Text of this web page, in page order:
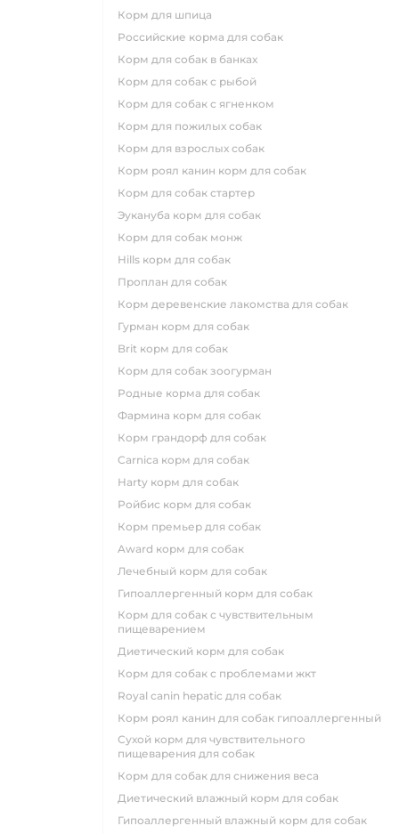
корм для шпица
российские корма для собак
корм для собак в банках
корм для собак с рыбой
корм для собак с ягненком
корм для пожилых собак
корм для взрослых собак
корм роял канин корм для собак
корм для собак стартер
эукануба корм для собак
корм для собак монж
hills корм для собак
проплан для собак
корм деревенские лакомства для собак
гурман корм для собак
brit корм для собак
корм для собак зоогурман
родные корма для собак
фармина корм для собак
корм грандорф для собак
carnica корм для собак
harty корм для собак
ройбис корм для собак
корм премьер для собак
award корм для собак
лечебный корм для собак
гипоаллергенный корм для собак
корм для собак с чувствительным
пищеварением
диетический корм для собак
корм для собак с проблемами жкт
royal canin hepatic для собак
корм роял канин для собак гипоаллергенный
сухой корм для чувствительного
пищеварения для собак
корм для собак для снижения веса
диетический влажный корм для собак
гипоаллергенный влажный корм для собак